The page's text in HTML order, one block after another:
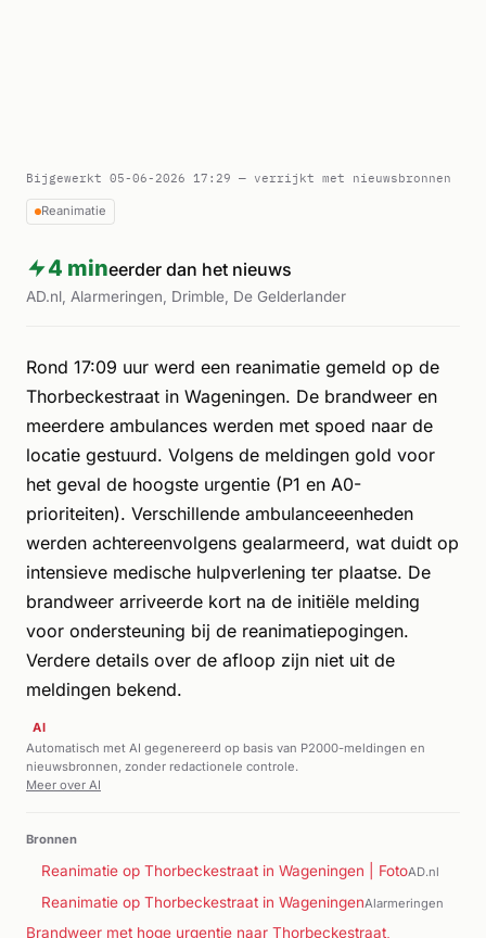
Bijgewerkt 05-06-2026 17:29 — verrijkt met nieuwsbronnen
Reanimatie
4 mineerder dan het nieuws
AD.nl, Alarmeringen, Drimble, De Gelderlander
Rond 17:09 uur werd een reanimatie gemeld op de
Thorbeckestraat in Wageningen. De brandweer en
meerdere ambulances werden met spoed naar de
locatie gestuurd. Volgens de meldingen gold voor
het geval de hoogste urgentie (P1 en A0-
prioriteiten). Verschillende ambulanceeenheden
werden achtereenvolgens gealarmeerd, wat duidt op
intensieve medische hulpverlening ter plaatse. De
brandweer arriveerde kort na de initiële melding
voor ondersteuning bij de reanimatiepogingen.
Verdere details over de afloop zijn niet uit de
meldingen bekend.
AI
Automatisch met AI gegenereerd op basis van P2000-meldingen en
nieuwsbronnen, zonder redactionele controle.
Meer over AI
Bronnen
Reanimatie op Thorbeckestraat in Wageningen | FotoAD.nl
Reanimatie op Thorbeckestraat in WageningenAlarmeringen
Brandweer met hoge urgentie naar Thorbeckestraat,